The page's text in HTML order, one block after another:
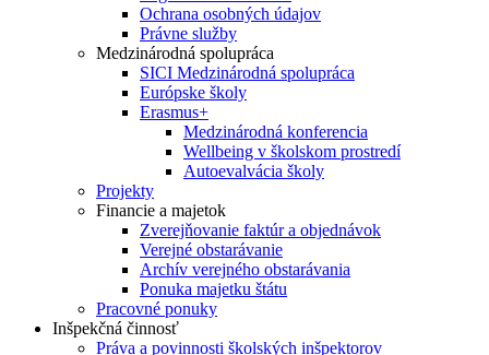
Ochrana osobných údajov
Právne služby
Medzinárodná spolupráca
SICI Medzinárodná spolupráca
Európske školy
Erasmus+
Medzinárodná konferencia
Wellbeing v školskom prostredí
Autoevalvácia školy
Projekty
Financie a majetok
Zverejňovanie faktúr a objednávok
Verejné obstarávanie
Archív verejného obstarávania
Ponuka majetku štátu
Pracovné ponuky
Inšpekčná činnosť
Práva a povinnosti školských inšpektorov